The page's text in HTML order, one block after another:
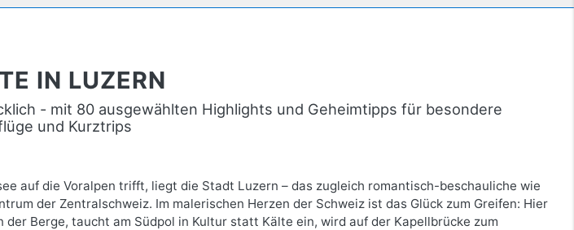
IN LUZERN
- mit 80 ausgewählten Highlights und Geheimtipps für besondere
und Kurztrips
auf die Voralpen trifft, liegt die Stadt Luzern – das zugleich romantisch-beschauliche wie
der Zentralschweiz. Im malerischen Herzen der Schweiz ist das Glück zum Greifen: Hier
der Berge, taucht am Südpol in Kultur statt Kälte ein, wird auf der Kapellbrücke zum